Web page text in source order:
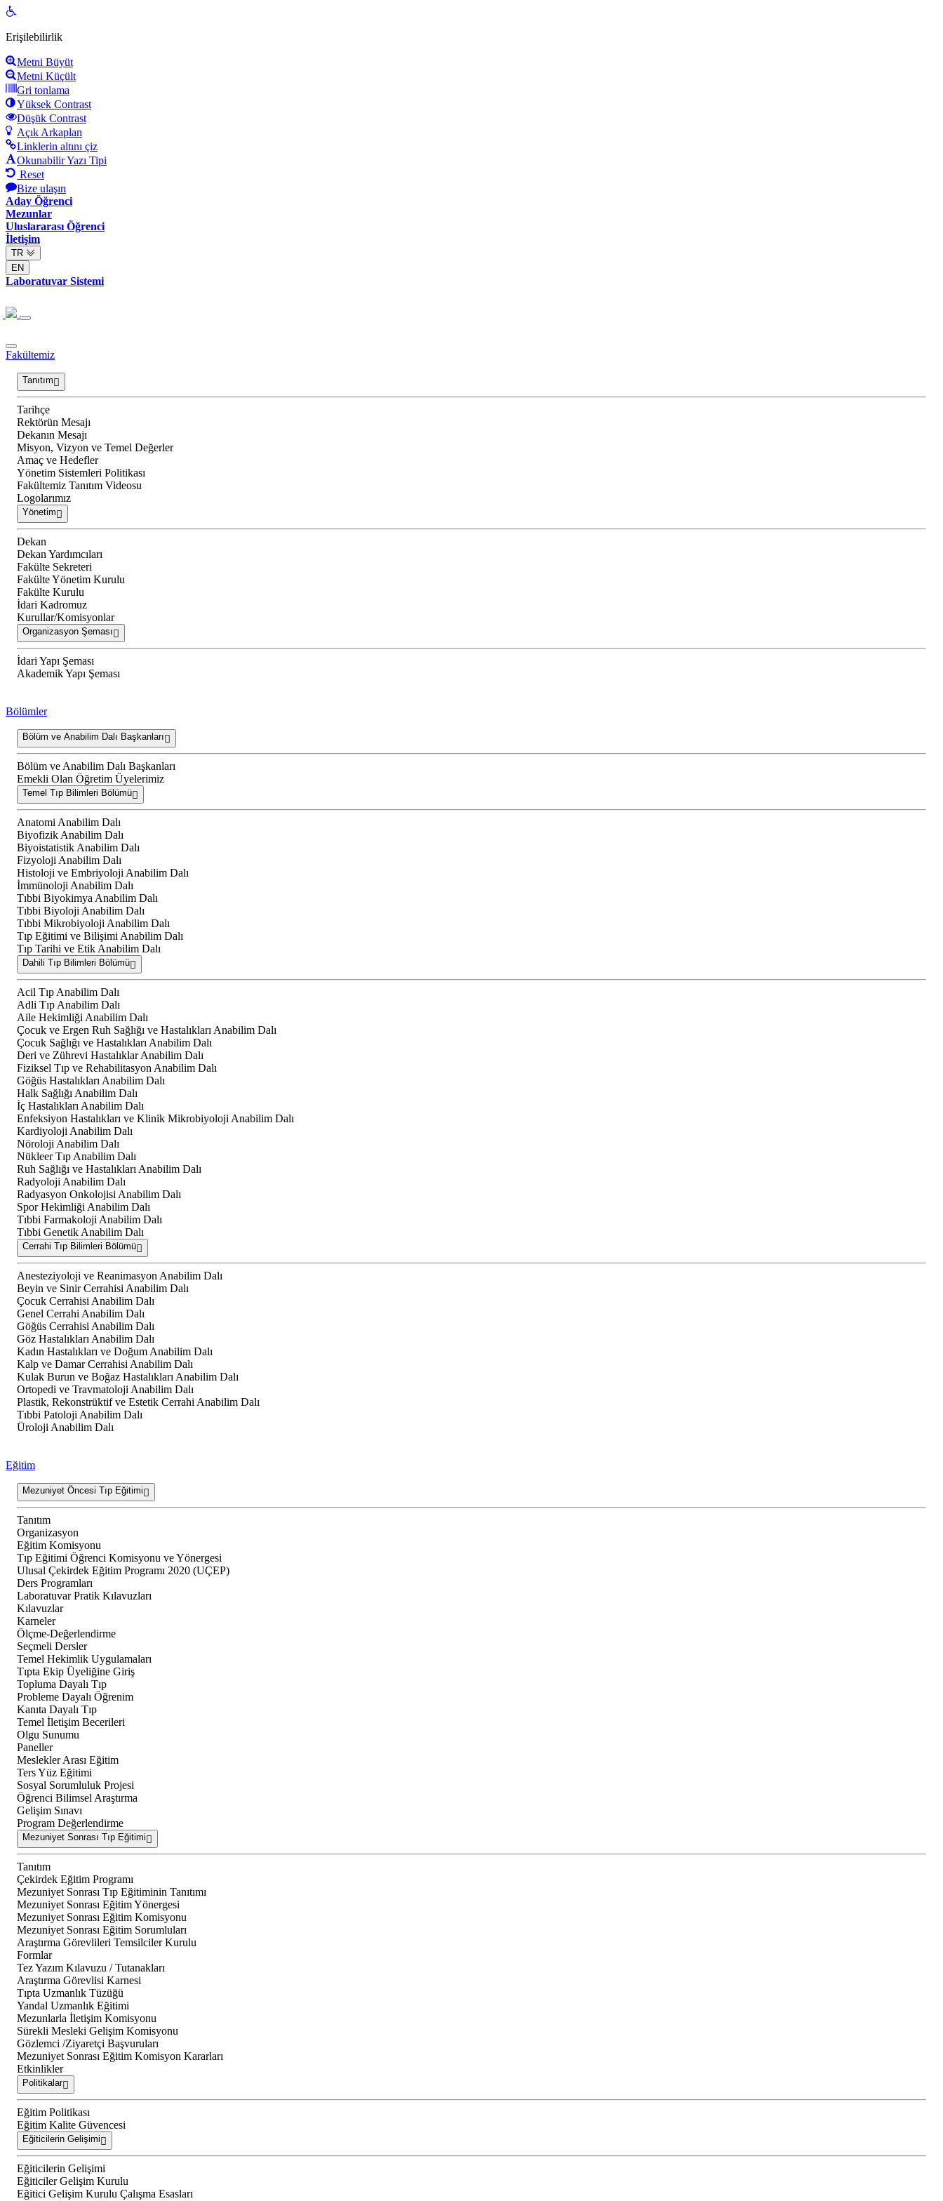
Open
Erişilebilirlik
Metni Büyüt
Metni Küçült
Gri tonlama
Yüksek Contrast
Düşük Contrast
Açık Arkaplan
Linklerin altını çiz
Okunabilir Yazı Tipi
Reset
Bize ulaşın
Aday Öğrenci
Mezunlar
Uluslararası Öğrenci
İletişim
TR
EN
Laboratuvar Sistemi
Fakültemiz
Tanıtım
Tarihçe
Rektörün Mesajı
Dekanın Mesajı
Misyon, Vizyon ve Temel Değerler
Amaç ve Hedefler
Yönetim Sistemleri Politikası
Fakültemiz Tanıtım Videosu
Logolarımız
Yönetim
Dekan
Dekan Yardımcıları
Fakülte Sekreteri
Fakülte Yönetim Kurulu
Fakülte Kurulu
İdari Kadromuz
Kurullar/Komisyonlar
Organizasyon Şeması
İdari Yapı Şeması
Akademik Yapı Şeması
Bölümler
Bölüm ve Anabilim Dalı Başkanları
Bölüm ve Anabilim Dalı Başkanları
Emekli Olan Öğretim Üyelerimiz
Temel Tıp Bilimleri Bölümü
Anatomi Anabilim Dalı
Biyofizik Anabilim Dalı
Biyoistatistik Anabilim Dalı
Fizyoloji Anabilim Dalı
Histoloji ve Embriyoloji Anabilim Dalı
İmmünoloji Anabilim Dalı
Tıbbi Biyokimya Anabilim Dalı
Tıbbi Biyoloji Anabilim Dalı
Tıbbi Mikrobiyoloji Anabilim Dalı
Tıp Eğitimi ve Bilişimi Anabilim Dalı
Tıp Tarihi ve Etik Anabilim Dalı
Dahili Tıp Bilimleri Bölümü
Acil Tıp Anabilim Dalı
Adli Tıp Anabilim Dalı
Aile Hekimliği Anabilim Dalı
Çocuk ve Ergen Ruh Sağlığı ve Hastalıkları Anabilim Dalı
Çocuk Sağlığı ve Hastalıkları Anabilim Dalı
Deri ve Zührevi Hastalıklar Anabilim Dalı
Fiziksel Tıp ve Rehabilitasyon Anabilim Dalı
Göğüs Hastalıkları Anabilim Dalı
Halk Sağlığı Anabilim Dalı
İç Hastalıkları Anabilim Dalı
Enfeksiyon Hastalıkları ve Klinik Mikrobiyoloji Anabilim Dalı
Kardiyoloji Anabilim Dalı
Nöroloji Anabilim Dalı
Nükleer Tıp Anabilim Dalı
Ruh Sağlığı ve Hastalıkları Anabilim Dalı
Radyoloji Anabilim Dalı
Radyasyon Onkolojisi Anabilim Dalı
Spor Hekimliği Anabilim Dalı
Tıbbi Farmakoloji Anabilim Dalı
Tıbbi Genetik Anabilim Dalı
Cerrahi Tıp Bilimleri Bölümü
Anesteziyoloji ve Reanimasyon Anabilim Dalı
Beyin ve Sinir Cerrahisi Anabilim Dalı
Çocuk Cerrahisi Anabilim Dalı
Genel Cerrahi Anabilim Dalı
Göğüs Cerrahisi Anabilim Dalı
Göz Hastalıkları Anabilim Dalı
Kadın Hastalıkları ve Doğum Anabilim Dalı
Kalp ve Damar Cerrahisi Anabilim Dalı
Kulak Burun ve Boğaz Hastalıkları Anabilim Dalı
Ortopedi ve Travmatoloji Anabilim Dalı
Plastik, Rekonstrüktif ve Estetik Cerrahi Anabilim Dalı
Tıbbi Patoloji Anabilim Dalı
Üroloji Anabilim Dalı
Eğitim
Mezuniyet Öncesi Tıp Eğitimi
Tanıtım
Organizasyon
Eğitim Komisyonu
Tıp Eğitimi Öğrenci Komisyonu ve Yönergesi
Ulusal Çekirdek Eğitim Programı 2020 (UÇEP)
Ders Programları
Laboratuvar Pratik Kılavuzları
Kılavuzlar
Karneler
Ölçme-Değerlendirme
Seçmeli Dersler
Temel Hekimlik Uygulamaları
Tıpta Ekip Üyeliğine Giriş
Topluma Dayalı Tıp
Probleme Dayalı Öğrenim
Kanıta Dayalı Tıp
Temel İletişim Becerileri
Olgu Sunumu
Paneller
Meslekler Arası Eğitim
Ters Yüz Eğitimi
Sosyal Sorumluluk Projesi
Öğrenci Bilimsel Araştırma
Gelişim Sınavı
Program Değerlendirme
Mezuniyet Sonrası Tıp Eğitimi
Tanıtım
Çekirdek Eğitim Programı
Mezuniyet Sonrası Tıp Eğitiminin Tanıtımı
Mezuniyet Sonrası Eğitim Yönergesi
Mezuniyet Sonrası Eğitim Komisyonu
Mezuniyet Sonrası Eğitim Sorumluları
Araştırma Görevlileri Temsilciler Kurulu
Formlar
Tez Yazım Kılavuzu / Tutanakları
Araştırma Görevlisi Karnesi
Tıpta Uzmanlık Tüzüğü
Yandal Uzmanlık Eğitimi
Mezunlarla İletişim Komisyonu
Sürekli Mesleki Gelişim Komisyonu
Gözlemci /Ziyaretçi Başvuruları
Mezuniyet Sonrası Eğitim Komisyon Kararları
Etkinlikler
Politikalar
Eğitim Politikası
Eğitim Kalite Güvencesi
Eğiticilerin Gelişimi
Eğiticilerin Gelişimi
Eğiticiler Gelişim Kurulu
Eğitici Gelişim Kurulu Çalışma Esasları